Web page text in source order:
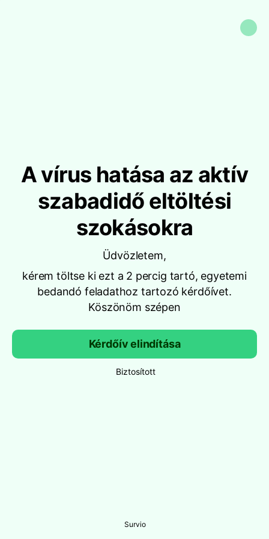
A vírus hatása az aktív
szabadidő eltöltési
szokásokra
Üdvözletem,
kérem töltse ki ezt a 2 percig tartó, egyetemi
bedandó feladathoz tartozó kérdőívet.
Köszönöm szépen
Kérdőív elindítása
Biztosított
Survio